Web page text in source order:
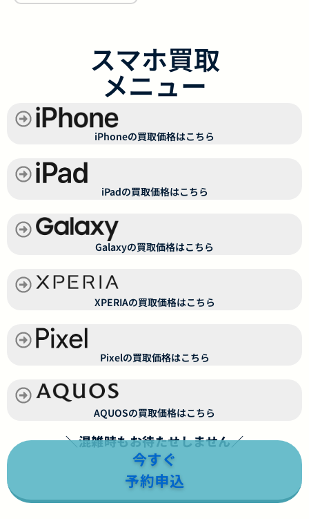
スマホ買取
メニュー
iPhoneの買取価格はこちら
iPadの買取価格はこちら
Galaxyの買取価格はこちら
XPERIAの買取価格はこちら
Pixelの買取価格はこちら
AQUOSの買取価格はこちら
＼混雑時もお待たせしません／
今すぐ
予約申込